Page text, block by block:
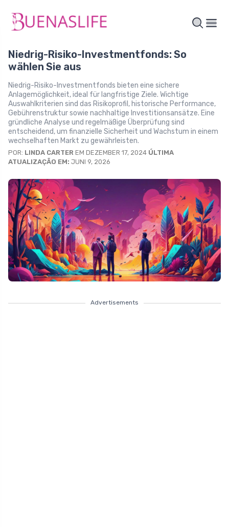
Niedrig-Risiko-Investmentfonds: So
wählen Sie aus
Niedrig-Risiko-Investmentfonds bieten eine sichere
Anlagemöglichkeit, ideal für langfristige Ziele. Wichtige
Auswahlkriterien sind das Risikoprofil, historische Performance,
Gebührenstruktur sowie nachhaltige Investitionsansätze. Eine
gründliche Analyse und regelmäßige Überprüfung sind
entscheidend, um finanzielle Sicherheit und Wachstum in einem
wechselhaften Markt zu gewährleisten.
POR: LINDA CARTER EM DEZEMBER 17, 2024 ÚLTIMA
ATUALIZAÇÃO EM: JUNI 9, 2026
Advertisements